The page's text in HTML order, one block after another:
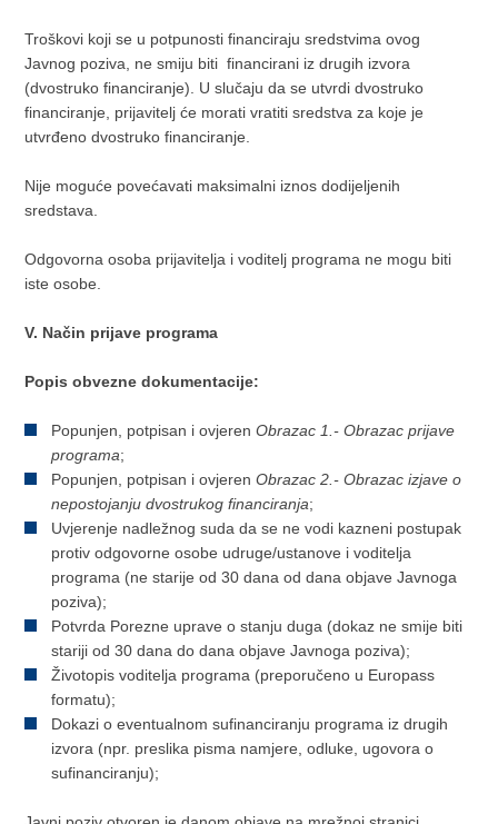
Troškovi koji se u potpunosti financiraju sredstvima ovog
Javnog poziva, ne smiju biti financirani iz drugih izvora
(dvostruko financiranje). U slučaju da se utvrdi dvostruko
financiranje, prijavitelj će morati vratiti sredstva za koje je
utvrđeno dvostruko financiranje.
Nije moguće povećavati maksimalni iznos dodijeljenih
sredstava.
Odgovorna osoba prijavitelja i voditelj programa ne mogu biti
iste osobe.
V. Način prijave programa
Popis obvezne dokumentacije:
Popunjen, potpisan i ovjerenObrazac 1.- Obrazac prijave
programa;
Popunjen, potpisan i ovjerenObrazac 2.- Obrazac izjave o
nepostojanju dvostrukog financiranja;
Uvjerenje nadležnog suda da se ne vodi kazneni postupak
protiv odgovorne osobe udruge/ustanove i voditelja
programa (ne starije od 30 dana od dana objave Javnoga
poziva);
Potvrda Porezne uprave o stanju duga (dokaz ne smije biti
stariji od 30 dana do dana objave Javnoga poziva);
Životopis voditelja programa (preporučeno u Europass
formatu);
Dokazi o eventualnom sufinanciranju programa iz drugih
izvora (npr. preslika pisma namjere, odluke, ugovora o
sufinanciranju);